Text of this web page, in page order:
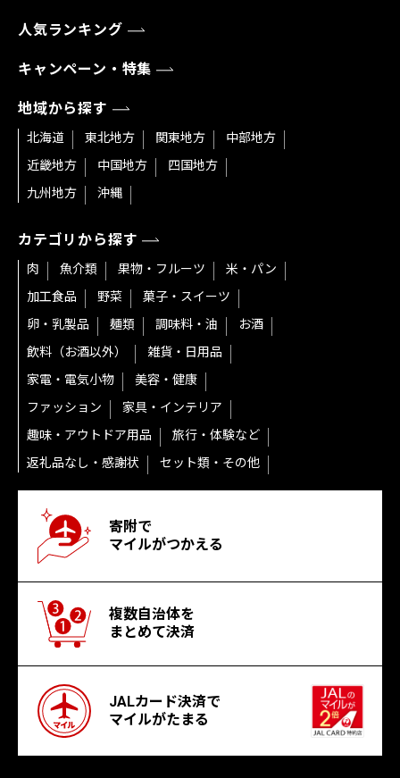
人気ランキング
キャンペーン・特集
地域から探す
北海道 東北地方 関東地方
中部地方
近畿地方
中国地方
四国地方
九州地方
沖縄
カテゴリから探す
肉 魚介類 果物・フルーツ
米・パン
加工食品
野菜
菓子・スイーツ
卵・乳製品
麺類 調味料・油
お酒
飲料（お酒以外）
雑貨・日用品
家電・電気小物
美容・健康
ファッション
家具・インテリア
趣味・アウトドア用品
旅行・体験など
返礼品なし・感謝状
セット類・その他
寄附で
マイルがつかえる
複数自治体を
まとめて決済
JALカード決済で
マイルがたまる